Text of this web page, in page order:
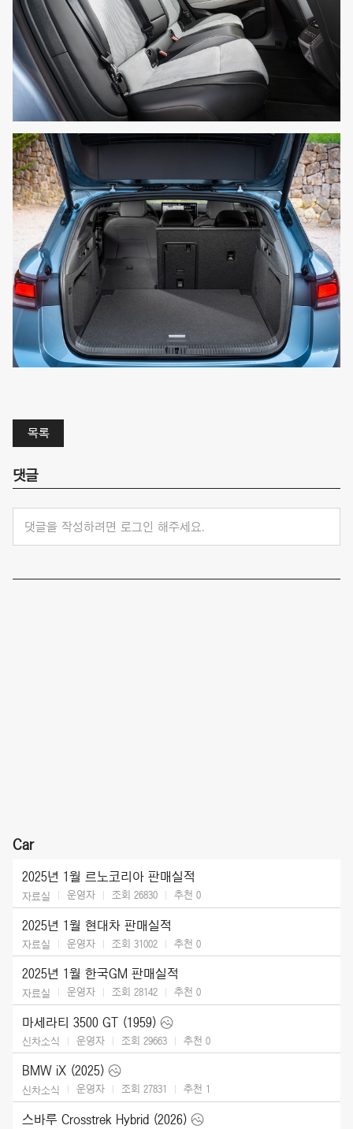
목록
댓글
댓글을 작성하려면 로그인 해주세요.
Car
2025년 1월 르노코리아 판매실적
자료실 운영자 조회 26830 추천 0
2025년 1월 현대차 판매실적
자료실 운영자 조회 31002 추천 0
2025년 1월 한국GM 판매실적
자료실 운영자 조회 28142 추천 0
마세라티 3500 GT (1959)
신차소식 운영자 조회 29663 추천 0
BMW iX (2025)
신차소식 운영자 조회 27831 추천 1
스바루 Crosstrek Hybrid (2026)